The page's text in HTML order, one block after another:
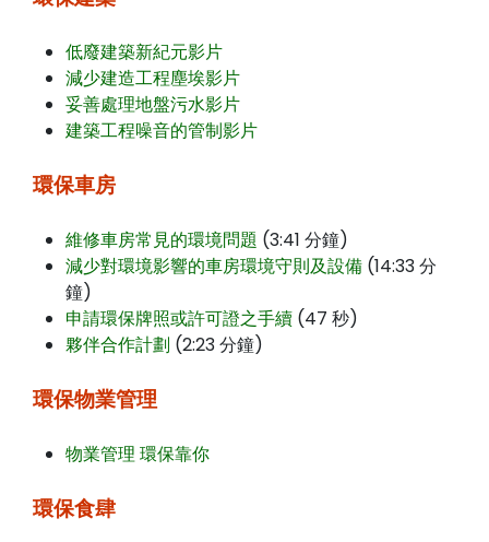
低廢建築新紀元影片
減少建造工程塵埃影片
妥善處理地盤污水影片
建築工程噪音的管制影片
環保車房
維修車房常見的環境問題 (3:41 分鐘)
減少對環境影響的車房環境守則及設備 (14:33 分
鐘)
申請環保牌照或許可證之手續 (47 秒)
夥伴合作計劃 (2:23 分鐘)
環保物業管理
物業管理 環保靠你
環保食肆